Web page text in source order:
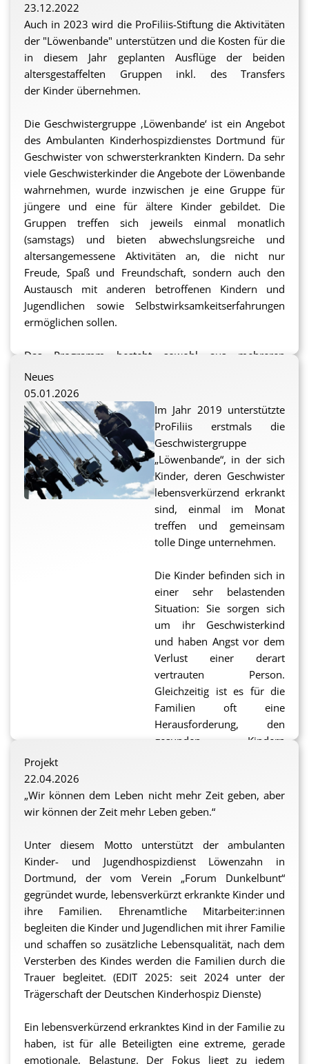
Durch das neue Angebot sollen sie in der
„Geschwistergruppe“ Zeit geboten bekommen, in der
es ausschließlich um sie geht, wo sie Zuneigung und
Aufmerksamkeit erfahren und in den Austausch mit
gleichermaßen Betroffenen treten können.
ProFiliis unterstützt dieses wichtige Projekt gerne
durch die Übernahme der Kosten für verschiedene
Ausflüge, die mit der Gruppe unternommen werden
sollen, beispielsweise eine Stadionführung im Signal
Iduna Park oder ein Besuch im Kletterwald.
sf
23.12.2022
Auch in 2023 wird die ProFiliis-Stiftung die Aktivitäten
der "Löwenbande" unterstützen und die Kosten für die
in diesem Jahr geplanten Ausflüge der beiden
altersgestaffelten Gruppen inkl. des Transfers
der Kinder übernehmen.
Die Geschwistergruppe ‚Löwenbande‘ ist ein Angebot
des Ambulanten Kinderhospizdienstes Dortmund für
Geschwister von schwersterkrankten Kindern. Da sehr
viele Geschwisterkinder die Angebote der Löwenbande
wahrnehmen, wurde inzwischen je eine Gruppe für
jüngere und eine für ältere Kinder gebildet. Die
Gruppen treffen sich jeweils einmal monatlich
(samstags) und bieten abwechslungsreiche und
altersangemessene Aktivitäten an, die nicht nur
Freude, Spaß und Freundschaft, sondern auch den
Austausch mit anderen betroffenen Kindern und
Jugendlichen sowie Selbstwirksamkeitserfahrungen
ermöglichen sollen.
Das Programm besteht sowohl aus mehreren
Exkursionen, die einen (erlebnis-)pädagogischen
Charakter bieten, als auch aus solchen, die einfach
vom Alltag ablenken, aus Erlebnissen, die Spaß und
Freude bereiten und aus solchen, die sich die Kinder
und Jugendlichen schlicht gewünscht haben. Doch
neben den Erlebnissen und kleinen und großen
Abenteuern und neuen Erfahrungen, bleibt auch
immer Zeit zum Ausruhen und Runterkommen, zum
Reden und Gedanken freien Lauf lassen.
(in Teilen wörtlich übernommen von der Homepage des
Ambulanten Kinderhospizdienstes Dortmund)
Das Programm der Löwenbande für 2023 ist bereits
fertig gestellt und verspricht viele spannende
Aktivitäten. Es kann weiter unten auch in höherer
Auflösung heruntergeladen werden.
Bei Interesse finden sich weitere Informationen und
Kinderhospizdienstes Dortmund:
https://ambulanter-kinderhospizdienst-
dortmund.de/geschwistergruppe-loewenbande/
ts
Neues
05.01.2026
Im Jahr 2019 unterstützte
ProFiliis erstmals die
Geschwistergruppe
„Löwenbande“, in der sich
Kinder, deren Geschwister
lebensverkürzend erkrankt
sind, einmal im Monat
treffen und gemeinsam
tolle Dinge unternehmen.
Die Kinder befinden sich in
einer sehr belastenden
Situation: Sie sorgen sich
um ihr Geschwisterkind
und haben Angst vor dem
Verlust einer derart
vertrauten Person.
Gleichzeitig ist es für die
Familien oft eine
Herausforderung, den
gesunden Kindern
versichern, dass auch ihre
Belange wichtig sind.
In den Geschwistergruppen
sind alle Kinder in einer
vergleichbaren Situation.
Sie können ihre Gedanken
und Ängste miteinander
teilen und wissen, dass ihr
Gegenüber sie versteht.
Und gleichzeitig ist in der
„Löwenbande“ auch
einfach gute Laune und
ein paar Stunden fernab
der Sorgen zu Hause.
Projekt
22.04.2026
„Wir können dem Leben nicht mehr Zeit geben, aber
wir können der Zeit mehr Leben geben.“
Unter diesem Motto unterstützt der ambulanten
Kinder- und Jugendhospizdienst Löwenzahn in
Dortmund,der vom Verein „Forum Dunkelbunt“
gegründet wurde, lebensverkürzt erkrankte Kinder und
ihre Familien. Ehrenamtliche Mitarbeiter:innen
begleiten die Kinder und Jugendlichen mit ihrer Familie
und schaffen so zusätzliche Lebensqualität, nach dem
Versterben des Kindes werden die Familien durch die
Trauer begleitet. (EDIT 2025: seit 2024 unter der
Trägerschaft der Deutschen Kinderhospiz Dienste)
Ein lebensverkürzend erkranktes Kind in der Familie zu
haben, ist für alle Beteiligten eine extreme, gerade
emotionale, Belastung. Der Fokus liegt zu jedem